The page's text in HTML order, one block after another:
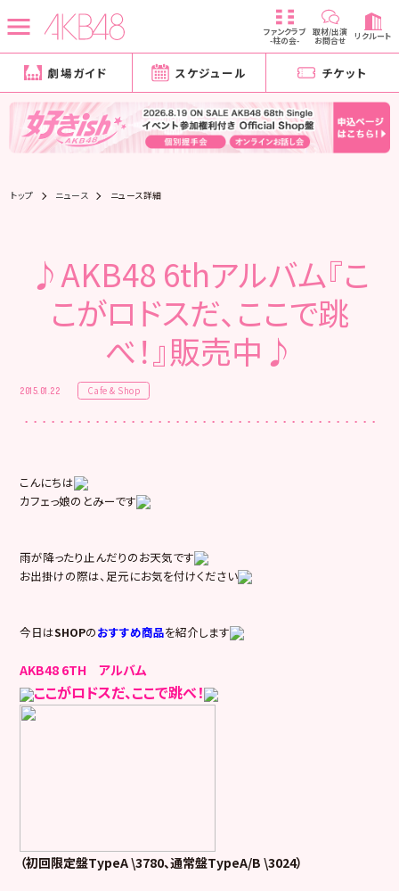
ファンクラブ
-柱の会-
取材/出演
お問合せ リクルート
劇場ガイド スケジュール チケット
トップ ニュース ニュース詳細
♪AKB48 6thアルバム『こ
こがロドスだ、ここで跳
べ！』販売中♪
2015.01.22 Cafe & Shop
こんにちは
カフェっ娘のとみーです
雨が降ったり止んだりのお天気です
お出掛けの際は、足元にお気を付けください
今日はSHOPのおすすめ商品を紹介します
AKB48 6TH アルバム
ここがロドスだ、ここで跳べ！
（初回限定盤TypeA \3780、通常盤TypeA/B \3024）